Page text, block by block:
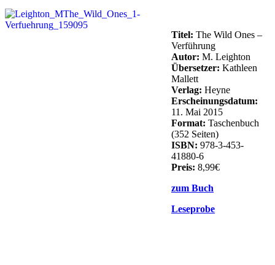
Titel: The Wild Ones –
Verführung
Autor: M. Leighton
Übersetzer: Kathleen
Mallett
Verlag: Heyne
Erscheinungsdatum:
11. Mai 2015
Format: Taschenbuch
(352 Seiten)
ISBN: 978-3-453-
41880-6
Preis: 8,99€
zum Buch
Leseprobe